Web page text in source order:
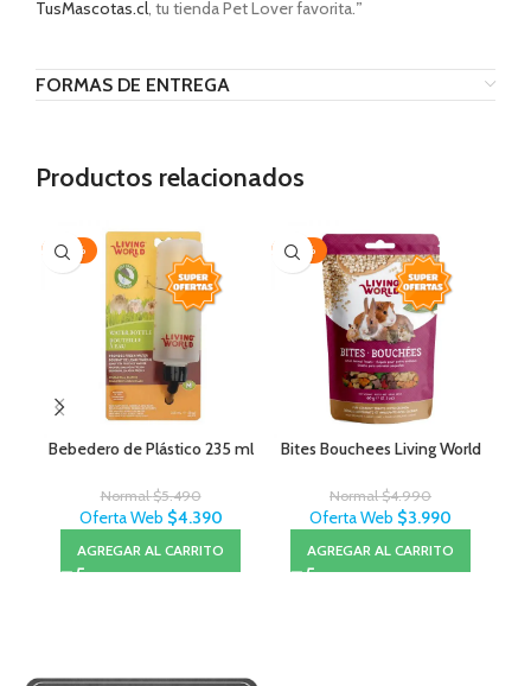
TusMascotas.cl, tu tienda Pet Lover favorita.”
FORMAS DE ENTREGA
Productos relacionados
-20%
Bebedero de Plástico 235 ml
Normal$5.490
Oferta Web $4.390
AGREGAR AL CARRITO
-20%
Bites Bouchees Living World
Normal$4.990
Oferta Web $3.990
AGREGAR AL CARRITO